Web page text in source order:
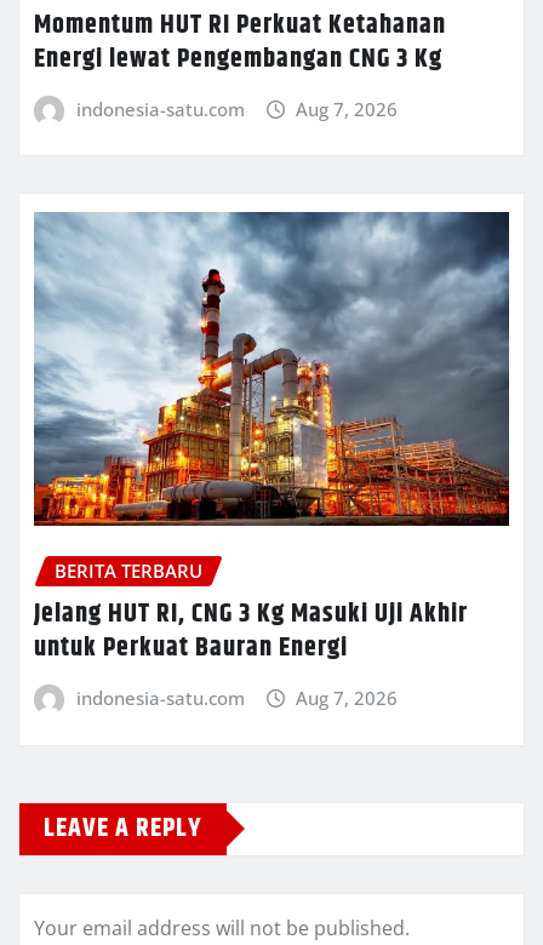
Momentum HUT RI Perkuat Ketahanan
Energi lewat Pengembangan CNG 3 Kg
indonesia-satu.com Aug 7, 2026
BERITA TERBARU
Jelang HUT RI, CNG 3 Kg Masuki Uji Akhir
untuk Perkuat Bauran Energi
indonesia-satu.com Aug 7, 2026
LEAVE A REPLY
Your email address will not be published.